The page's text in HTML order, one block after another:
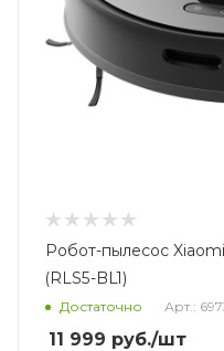
Робот-пылесос
(RLS5-BL1)
Достаточно Арт.:
11 999 руб./шт